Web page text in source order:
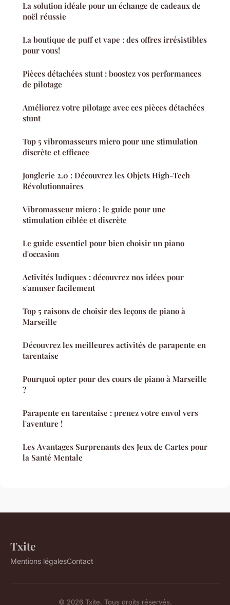
La solution idéale pour un échange de cadeaux de
noël réussie
La boutique de puff et vape : des offres irrésistibles
pour vous!
Pièces détachées stunt : boostez vos performances
de pilotage
Améliorez votre pilotage avec ces pièces détachées
stunt
Top 5 vibromasseurs micro pour une stimulation
discrète et efficace
Jonglerie 2.0 : Découvrez les Objets High-Tech
Révolutionnaires
Vibromasseur micro : le guide pour une
stimulation ciblée et discrète
Le guide essentiel pour bien choisir un piano
d'occasion
Activités ludiques : découvrez nos idées pour
s'amuser facilement
Top 5 raisons de choisir des leçons de piano à
Marseille
Découvrez les meilleures activités de parapente en
tarentaise
Pourquoi opter pour des cours de piano à Marseille
?
Parapente en tarentaise : prenez votre envol vers
l'aventure !
Les Avantages Surprenants des Jeux de Cartes pour
la Santé Mentale
Txite
Mentions légalesContact
© 2026 Txite. Tous droits réservés.